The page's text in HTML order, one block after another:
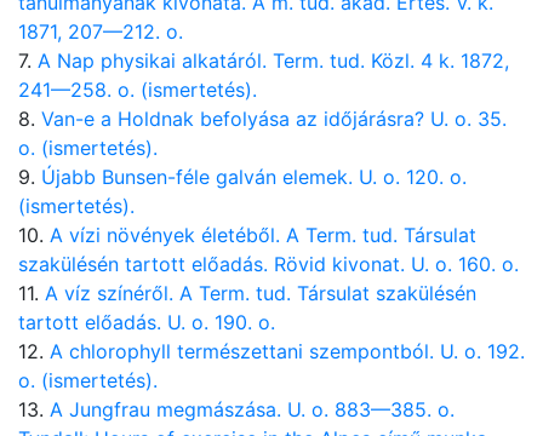
1871, 207—212. o.
7. A Nap physikai alkatáról. Term. tud. Közl. 4 k. 1872,
241—258. o. (ismertetés).
8. Van-e a Holdnak befolyása az időjárásra? U. o. 35.
o. (ismertetés).
9. Újabb Bunsen-féle galván elemek. U. o. 120. o.
(ismertetés).
10. A vízi növények életéből. A Term. tud. Társulat
szakülésén tartott előadás. Rövid kivonat. U. o. 160. o.
11. A víz színéről. A Term. tud. Társulat szakülésén
tartott előadás. U. o. 190. o.
12. A chlorophyll természettani szempontból. U. o. 192.
o. (ismertetés).
13. A Jungfrau megmászása. U. o. 883—385. o.